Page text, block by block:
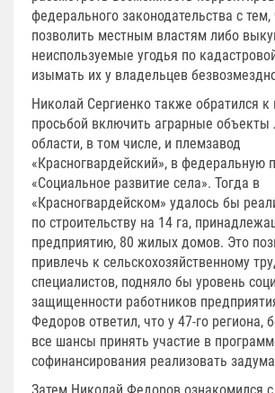
федерального законодательства с
позволить местным властям либо
неиспользуемые угодья по
изымать их у владельцев
Николай Сергиенко также обратился к
просьбой включить аграрные объекты
области, в том числе, и племзавод
«Красногвардейский», в федеральную
«Социальное развитие села». Тогда в
«Красногвардейском» удалось бы
по строительству на 14 га,
предприятию, 80 жилых домов. Это
привлечь к сельскохозяйственному
специалистов, подняло бы уровень
защищенности работников
Федоров ответил, что у 47-го региона,
все шансы принять участие в
софинансирования реализовать